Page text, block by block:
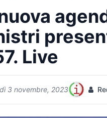
Live
3 novembre, 2023